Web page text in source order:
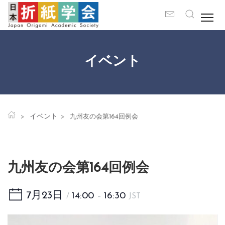
イベント
イベント 九州友の会第164回例会
九州友の会第164回例会
7月23日 / 14:00 – 16:30 JST